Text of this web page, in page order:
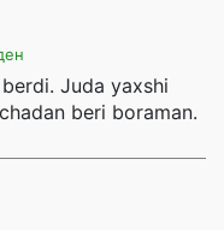
Juda yaxshi
beri boraman.